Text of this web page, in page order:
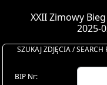
XXII Zimowy
2025-
SZUKAJ ZDJĘCIA / SEARCH
BIP Nr: